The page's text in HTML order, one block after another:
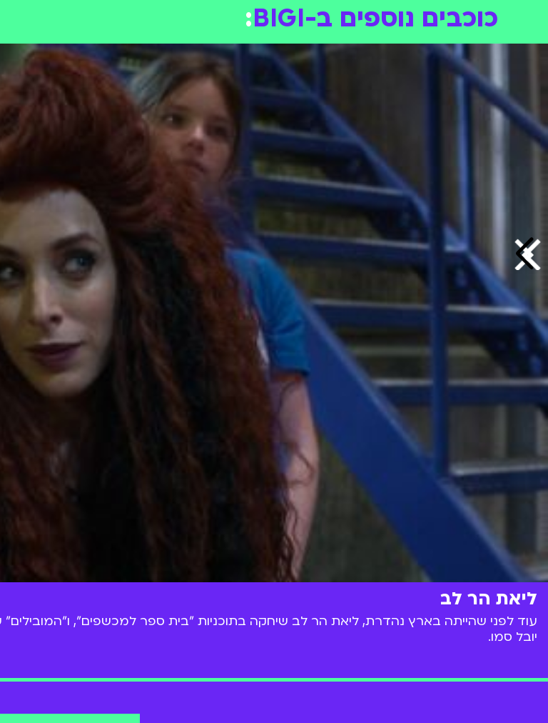
כוכבים נוספים ב-BIGI :
ליאת הר לב
יובל סמו.